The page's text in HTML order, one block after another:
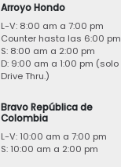
Arroyo Hondo
L-V: 8:00 am a 7:00 pm
Counter hasta las 6:00 pm
S: 8:00 am a 2:00 pm
D: 9:00 am a 1:00 pm (solo
Drive Thru.)
Bravo República de
Colombia
L-V: 10:00 am a 7:00 pm
S: 10:00 am a 2:00 pm